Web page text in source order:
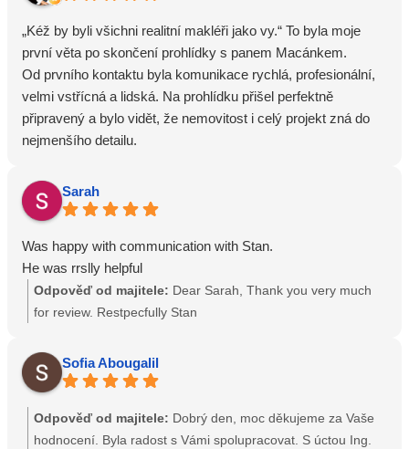
komunikaci, odpovědnost a lidský přístup. Díky nim proběhl
celý proces pronájmu klidně, bez komplikací a s pocitem, že
jsme v dobrých rukou.
Pokud hledáte realitní makléře, kterým můžete skutečně
důvěřovat, pana Macánka a paní Popenkovou můžeme s
naprostým přesvědčením doporučit.
Ještě jednou Vám oběma děkujeme a přejeme mnoho
„Kéž by byli všichni realitní makléři jako vy.“ To byla moje
první věta po skončení prohlídky s panem Macánkem.
Od prvního kontaktu byla komunikace rychlá, profesionální,
velmi vstřícná a lidská. Na prohlídku přišel perfektně
připravený a bylo vidět, že nemovitost i celý projekt zná do
nejmenšího detailu.
podrobně mi vysvětlil fungování projektu, upozornil mě na
všechny důležité informace a odpověděl na otázky, které
jsem ani nestihla položit.
V komunikaci s panem Macánkem jsem měla po celou dobu
pocit, že mu skutečně záleží na tom, aby mi pomohl najít
vhodné bydlení. Nešlo jen o samotnou prohlídku nebo
pronájem bytu. Bylo vidět, že hledá řešení a je připravený
Nakonec jsem se rozhodla pro jinou nemovitost, ale až budu
v budoucnu znovu hledat bydlení, pan Macánek bude prvním
v srdci doporučit.
Sarah
Was happy with communication with Stan.
He was rrslly helpful
Odpověď od majitele: Dear Sarah, Thank you very much
for review. Restpecfully Stan
Sofia Abougalil
Odpověď od majitele: Dobrý den, moc děkujeme za Vaše
hodnocení. Byla radost s Vámi spolupracovat. S úctou Ing.